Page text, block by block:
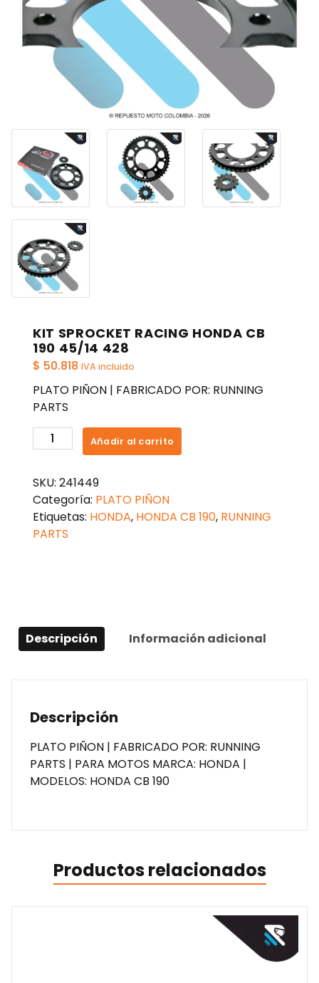
KIT SPROCKET RACING HONDA CB
190 45/14 428
$ 50.818 IVA incluido
PLATO PIÑON | FABRICADO POR: RUNNING
PARTS
SPROCKET
HONDA
CB
190
45/14
Añadir al carrito
SKU: 241449
Categoría: PLATO PIÑON
Etiquetas: HONDA, HONDA CB 190, RUNNING
PARTS
Descripción Información adicional
Descripción
PLATO PIÑON | FABRICADO POR: RUNNING
PARTS | PARA MOTOS MARCA: HONDA |
MODELOS: HONDA CB 190
Productos relacionados